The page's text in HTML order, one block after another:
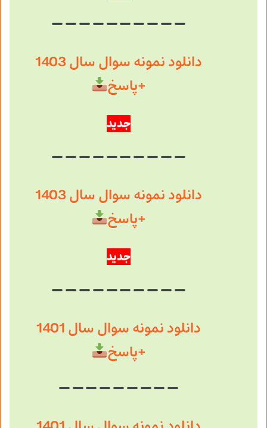
دانلود نمونه سوال سال 1403
+پاسخ
جدید
دانلود نمونه سوال سال 1403
+پاسخ
جدید
دانلود نمونه سوال سال 1401
+پاسخ